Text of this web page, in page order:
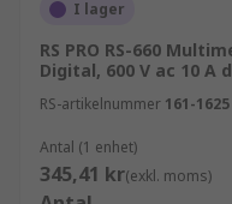
Analoga
applikationer
Handhållna
fältarbete
Bänkmultimetrar
testmiljöer
I lager
RS PRO RS-660
Digital, 600 V ac 10 A
RS-artikelnummer 161-1625
Antal (1 enhet)
345,41 kr(exkl. moms)